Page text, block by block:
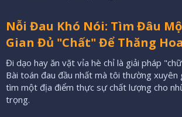
Nỗi Đau Khó Nói: Tìm Đâu
Gian Đủ "Chất" Để Thăng
Đi dạo hay ăn vặt vỉa hè chỉ là giải pháp
Bài toán đau đầu nhất mà tôi thường xuyên
tìm một địa điểm thực sự chất lượng cho
trọng.